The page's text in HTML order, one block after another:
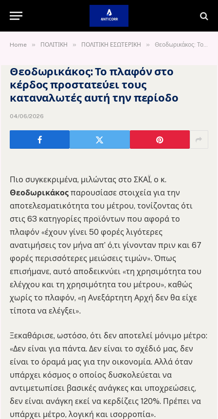
Home » ΠΟΛΙΤΙΚΗ » ΠΟΛΙΤΙΚΗ ΕΣΩΤΕΡΙΚΗ » Θεοδωρικάκος: Το πλαφόν στο κέρδος προστατεύει τους καταναλωτές αυτή την περίοδο
Θεοδωρικάκος: Το πλαφόν στο
κέρδος προστατεύει τους
καταναλωτές αυτή την περίοδο
04/06/2026
Πιο συγκεκριμένα, μιλώντας στο ΣΚΑΪ, ο κ.
Θεοδωρικάκος παρουσίασε στοιχεία για την
αποτελεσματικότητα του μέτρου, τονίζοντας ότι
στις 63 κατηγορίες προϊόντων που αφορά το
πλαφόν «έχουν γίνει 50 φορές λιγότερες
ανατιμήσεις τον μήνα απ’ ό,τι γίνονταν πριν και 67
φορές περισσότερες μειώσεις τιμών». Όπως
επισήμανε, αυτό αποδεικνύει «τη χρησιμότητα του
ελέγχου και τη χρησιμότητα του μέτρου», καθώς
χωρίς το πλαφόν, «η Ανεξάρτητη Αρχή δεν θα είχε
τίποτα να ελέγξει».
Ξεκαθάρισε, ωστόσο, ότι δεν αποτελεί μόνιμο μέτρο:
«Δεν είναι για πάντα. Δεν είναι το σχέδιό μας, δεν
είναι το όραμά μας για την οικονομία. Αλλά όταν
υπάρχει κόσμος ο οποίος δυσκολεύεται να
αντιμετωπίσει βασικές ανάγκες και υποχρεώσεις,
δεν είναι ανάγκη εκεί να κερδίζεις 120%. Πρέπει να
υπάρχει μέτρο, λογική και ισορροπία».